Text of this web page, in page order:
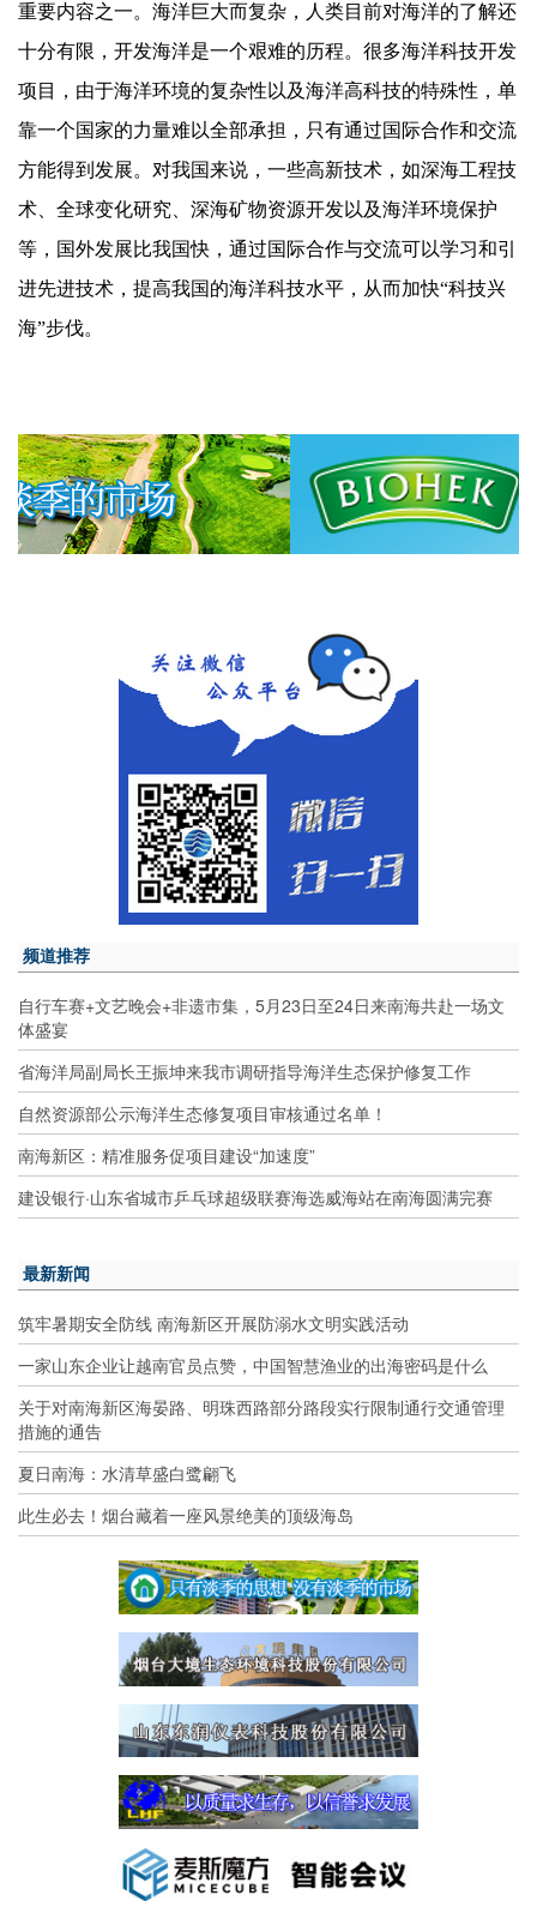
重要内容之一。海洋巨大而复杂，人类目前对海洋的了解还
十分有限，开发海洋是一个艰难的历程。很多海洋科技开发
项目，由于海洋环境的复杂性以及海洋高科技的特殊性，单
靠一个国家的力量难以全部承担，只有通过国际合作和交流
方能得到发展。对我国来说，一些高新技术，如深海工程技
术、全球变化研究、深海矿物资源开发以及海洋环境保护
等，国外发展比我国快，通过国际合作与交流可以学习和引
进先进技术，提高我国的海洋科技水平，从而加快“科技兴
海”步伐。
频道推荐
自行车赛+文艺晚会+非遗市集，5月23日至24日来南海共赴一场文
体盛宴
省海洋局副局长王振坤来我市调研指导海洋生态保护修复工作
自然资源部公示海洋生态修复项目审核通过名单！
南海新区：精准服务促项目建设“加速度”
建设银行·山东省城市乒乓球超级联赛海选威海站在南海圆满完赛
最新新闻
筑牢暑期安全防线 南海新区开展防溺水文明实践活动
一家山东企业让越南官员点赞，中国智慧渔业的出海密码是什么
关于对南海新区海晏路、明珠西路部分路段实行限制通行交通管理
措施的通告
夏日南海：水清草盛白鹭翩飞
此生必去！烟台藏着一座风景绝美的顶级海岛